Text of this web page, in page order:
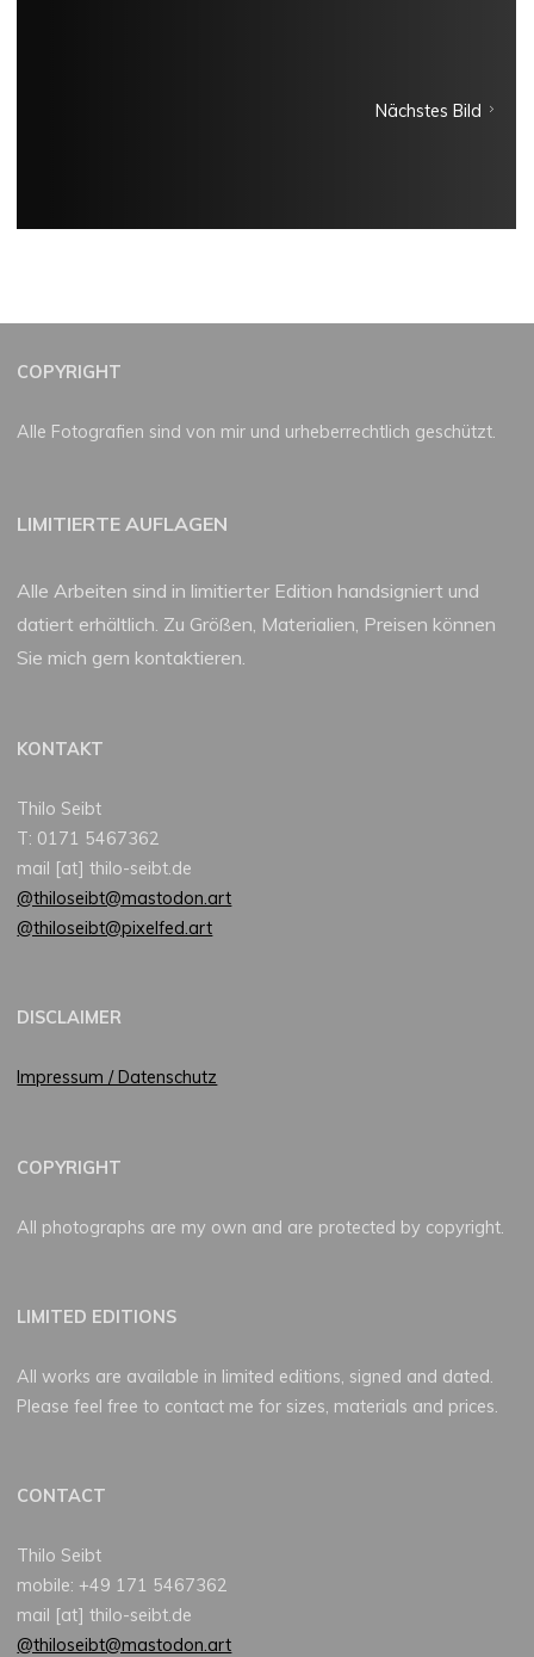
Nächstes Bild
COPYRIGHT
Alle Fotografien sind von mir und urheberrechtlich geschützt.
LIMITIERTE AUFLAGEN
Alle Arbeiten sind in limitierter Edition handsigniert und
datiert erhältlich. Zu Größen, Materialien, Preisen können
Sie mich gern kontaktieren.
KONTAKT
Thilo Seibt
T: 0171 5467362
mail [at] thilo-seibt.de
@thiloseibt@mastodon.art
@thiloseibt@pixelfed.art
DISCLAIMER
Impressum / Datenschutz
COPYRIGHT
All photographs are my own and are protected by copyright.
LIMITED EDITIONS
All works are available in limited editions, signed and dated.
Please feel free to contact me for sizes, materials and prices.
CONTACT
Thilo Seibt
mobile: +49 171 5467362
mail [at] thilo-seibt.de
@thiloseibt@mastodon.art